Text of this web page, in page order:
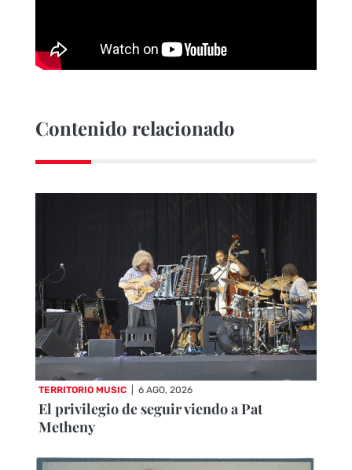
Contenido relacionado
TERRITORIO MUSIC 6 AGO, 2026
El privilegio de seguir viendo a Pat
Metheny